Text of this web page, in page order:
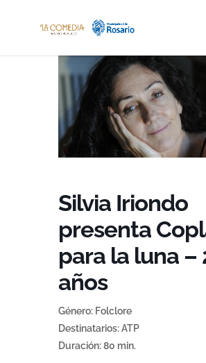
Silvia Iriondo
presenta
para la luna –
años
Género: Folclore
Destinatarios: ATP
Duración: 80 min.